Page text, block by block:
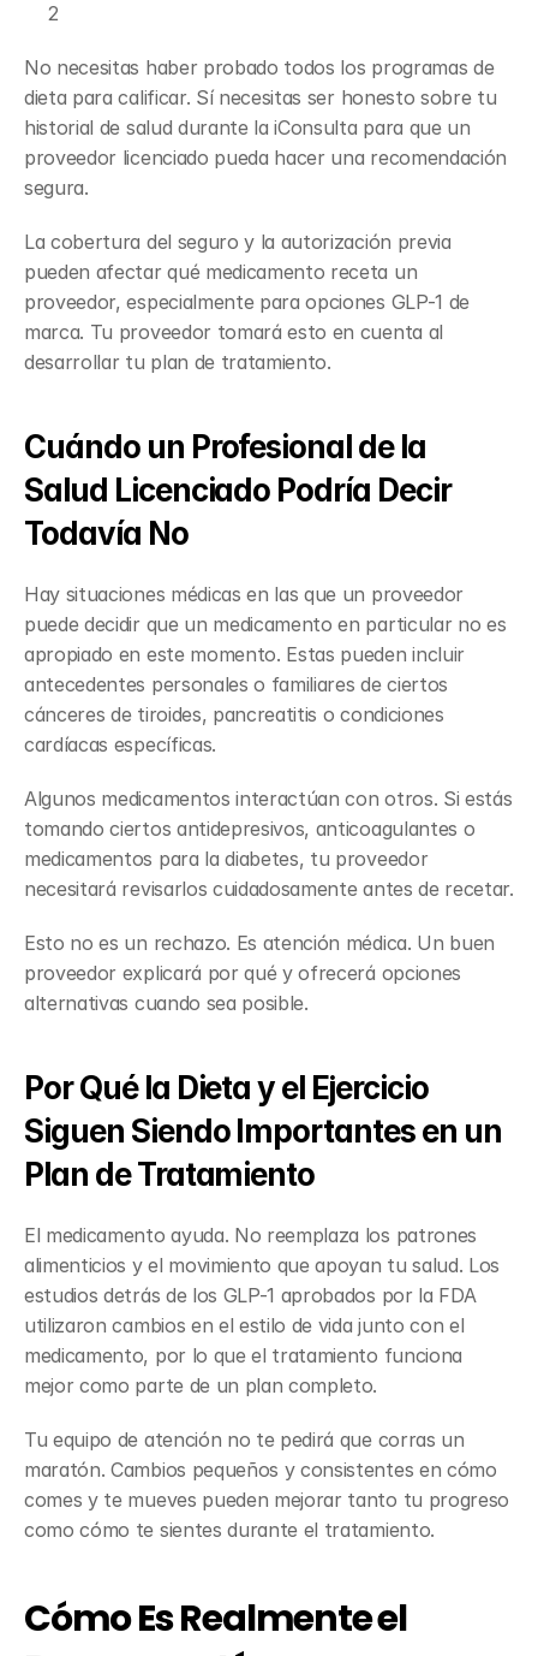
2
No necesitas haber probado todos los programas de
dieta para calificar. Sí necesitas ser honesto sobre tu
historial de salud durante la iConsulta para que un
proveedor licenciado pueda hacer una recomendación
segura.
La cobertura del seguro y la autorización previa
pueden afectar qué medicamento receta un
proveedor, especialmente para opciones GLP-1 de
marca. Tu proveedor tomará esto en cuenta al
desarrollar tu plan de tratamiento.
Cuándo un Profesional de la
Salud Licenciado Podría Decir
Todavía No
Hay situaciones médicas en las que un proveedor
puede decidir que un medicamento en particular no es
apropiado en este momento. Estas pueden incluir
antecedentes personales o familiares de ciertos
cánceres de tiroides, pancreatitis o condiciones
cardíacas específicas.
Algunos medicamentos interactúan con otros. Si estás
tomando ciertos antidepresivos, anticoagulantes o
medicamentos para la diabetes, tu proveedor
necesitará revisarlos cuidadosamente antes de recetar.
Esto no es un rechazo. Es atención médica. Un buen
proveedor explicará por qué y ofrecerá opciones
alternativas cuando sea posible.
Por Qué la Dieta y el Ejercicio
Siguen Siendo Importantes en un
Plan de Tratamiento
El medicamento ayuda. No reemplaza los patrones
alimenticios y el movimiento que apoyan tu salud. Los
estudios detrás de los GLP-1 aprobados por la FDA
utilizaron cambios en el estilo de vida junto con el
medicamento, por lo que el tratamiento funciona
mejor como parte de un plan completo.
Tu equipo de atención no te pedirá que corras un
maratón. Cambios pequeños y consistentes en cómo
comes y te mueves pueden mejorar tanto tu progreso
como cómo te sientes durante el tratamiento.
Cómo Es Realmente el